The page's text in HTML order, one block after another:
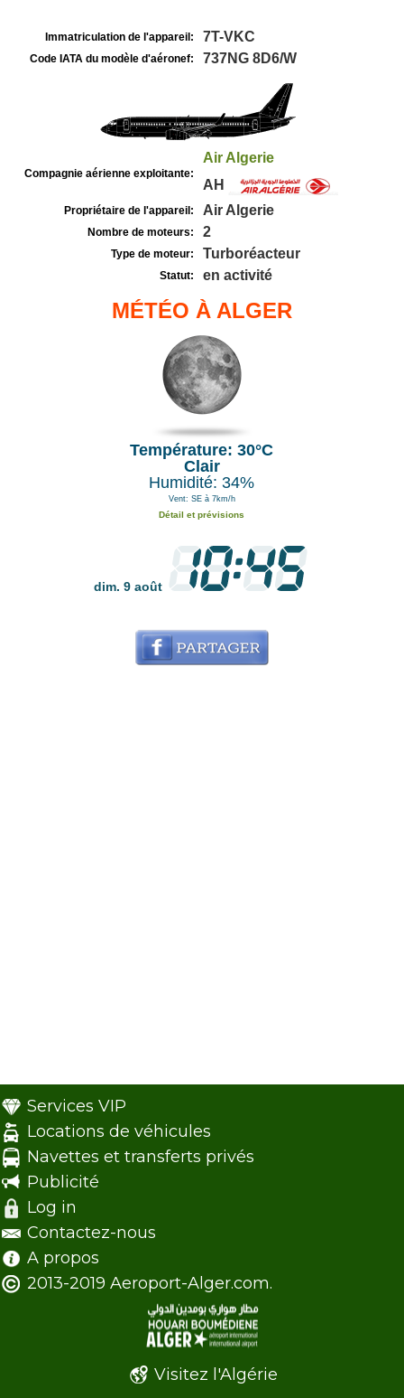
Immatriculation de l'appareil: 7T-VKC
Code IATA du modèle d'aéronef: 737NG 8D6/W
Compagnie aérienne exploitante:
Air Algerie
AH
Propriétaire de l'appareil: Air Algerie
Nombre de moteurs: 2
Type de moteur: Turboréacteur
Statut: en activité
MÉTÉO À ALGER
Température: 30°C
Clair
Humidité: 34%
Vent: SE à 7km/h
Détail et prévisions
dim. 9 août
Services VIP
Locations de véhicules
Navettes et transferts privés
Publicité
Log in
Contactez-nous
A propos
2013-2019 Aeroport-Alger.com.
Visitez l'Algérie